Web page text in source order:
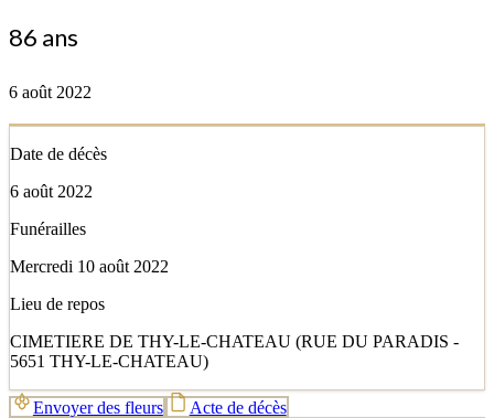
86 ans
6 août 2022
Date de décès
6 août 2022
Funérailles
Mercredi 10 août 2022
Lieu de repos
CIMETIERE DE THY-LE-CHATEAU (RUE DU PARADIS -
5651 THY-LE-CHATEAU)
Envoyer des fleurs Acte de décès